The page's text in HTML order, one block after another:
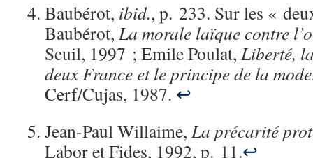
Baubérot, ibid., p. 233. Sur les «
Baubérot, La morale laïque contre
Seuil, 1997 ; Emile Poulat, Liberté,
deux France et le principe de la
Cerf/Cujas, 1987. ↩
Jean-Paul Willaime, La précarité
Labor et Fides, 1992, p. 11.↩